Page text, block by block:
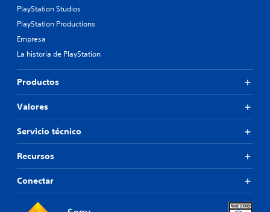
PlayStation Studios
PlayStation Productions
Empresa
La historia de PlayStation
Productos
Valores
Servicio técnico
Recursos
Conectar